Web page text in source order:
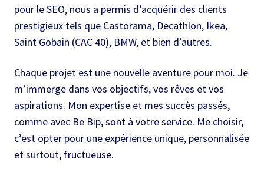
pour le SEO, nous a permis d’acquérir des clients
prestigieux tels que Castorama, Decathlon, Ikea,
Saint Gobain (CAC 40), BMW, et bien d’autres.
Chaque projet est une nouvelle aventure pour moi. Je
m’immerge dans vos objectifs, vos rêves et vos
aspirations. Mon expertise et mes succès passés,
comme avec Be Bip, sont à votre service. Me choisir,
c’est opter pour une expérience unique, personnalisée
et surtout, fructueuse.